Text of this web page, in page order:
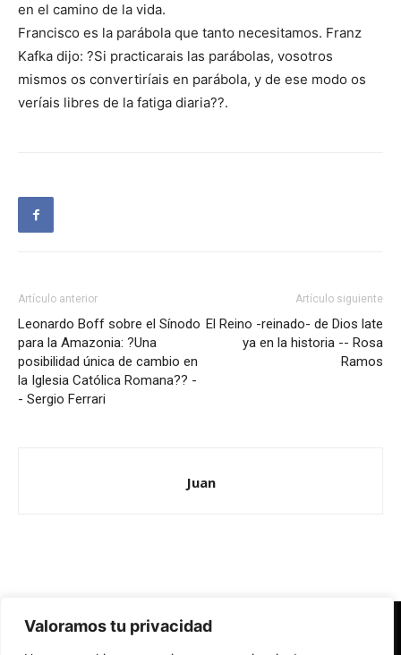
Valoramos tu privacidad
en el camino de la vida.
Francisco es la parábola que tanto necesitamos. Franz
Kafka dijo: ?Si practicarais las parábolas, vosotros
mismos os convertiríais en parábola, y de ese modo os
veríais libres de la fatiga diaria??.
Artículo anterior
Leonardo Boff sobre el Sínodo
para la Amazonia: ?Una
posibilidad única de cambio en
la Iglesia Católica Romana?? -
- Sergio Ferrari
Artículo siguiente
El Reino -reinado- de Dios late
ya en la historia -- Rosa
Ramos
Juan
Redes Cristianas